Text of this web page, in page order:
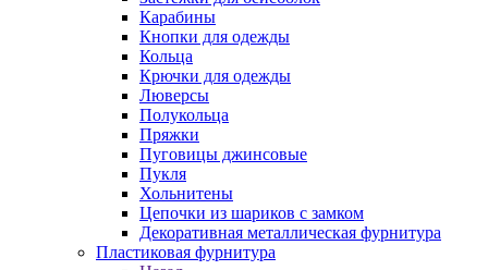
Карабины
Кнопки для одежды
Кольца
Крючки для одежды
Люверсы
Полукольца
Пряжки
Пуговицы джинсовые
Пукля
Хольнитены
Цепочки из шариков с замком
Декоративная металлическая фурнитура
Пластиковая фурнитура